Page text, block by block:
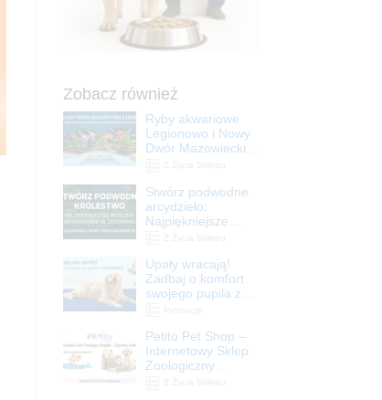
Zobacz również
Ryby akwariowe
Legionowo i Nowy
Dwór Mazowiecki –
Stwórz podwodne
arcydzieło:
Najpiękniejsze
Legionowo i Nowy
Dwór Mazowiecki
Upały wracają!
Zadbaj o komfort
swojego pupila z
ZooNemo
Petito Pet Shop –
Internetowy Sklep
Zoologiczny